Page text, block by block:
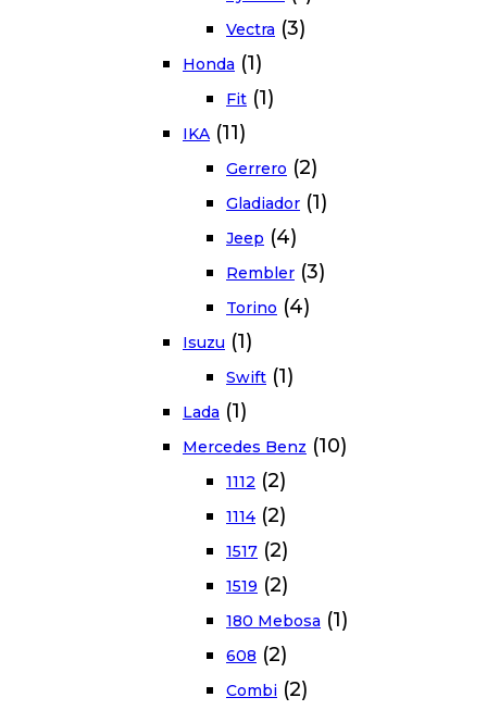
Vectra (3)
Honda (1)
Fit (1)
IKA (11)
Gerrero (2)
Gladiador (1)
Jeep (4)
Rembler (3)
Torino (4)
Isuzu (1)
Swift (1)
Lada (1)
Mercedes Benz (10)
1112 (2)
1114 (2)
1517 (2)
1519 (2)
180 Mebosa (1)
608 (2)
Combi (2)